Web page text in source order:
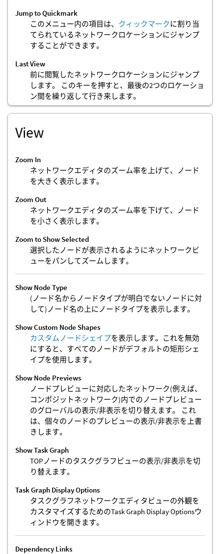
Jump to Quickmark
このメニュー内の項目は、 クィックマーク に割り当
てられているネットワークロケーションにジャンプ
することができます。
Last View
前に閲覧したネットワークロケーションにジャンプ
します。 このキーを押すと、最後の2つのロケーショ
ン間を繰り返して行き来します。
View
Zoom In
ネットワークエディタのズーム率を上げて、ノード
を大きく表示します。
Zoom Out
ネットワークエディタのズーム率を下げて、ノード
を小さく表示します。
Zoom to Show Selected
選択したノードが表示されるようにネットワークビ
ューをパンしてズームします。
Show Node Type
(ノード名からノードタイプが明白でないノードに対
して)ノード名の上にノードタイプを表示します。
Show Custom Node Shapes
カスタムノードシェイプを表示します。これを無効
にすると、すべてのノードがデフォルトの矩形シェ
イプを使用します。
Show Node Previews
ノードプレビューに対応したネットワーク(例えば、
コンポジットネットワーク)内でのノードプレビュー
のグローバルの表示/非表示を切り替えます。 これ
は、個々のノードのプレビューの表示/非表示を上書
きします。
Show Task Graph
TOPノードのタスクグラフビューの表示/非表示を切
り替えます。
Task Graph Display Options
タスクグラフネットワークエディタビューの外観を
カスタマイズするためのTask Graph Display Optionsウ
ィンドウを開きます。
Dependency Links